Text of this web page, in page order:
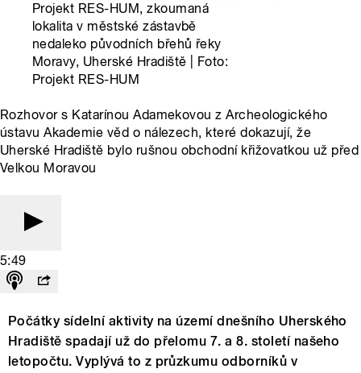
Projekt RES-HUM, zkoumaná
lokalita v městské zástavbě
nedaleko původních břehů řeky
Moravy, Uherské Hradiště | Foto:
Projekt RES-HUM
Rozhovor s Katarínou Adamekovou z Archeologického
ústavu Akademie věd o nálezech, které dokazují, že
Uherské Hradiště bylo rušnou obchodní křižovatkou už před
Velkou Moravou
5:49
Počátky sídelní aktivity na území dnešního Uherského
Hradiště spadají už do přelomu 7. a 8. století našeho
letopočtu. Vyplývá to z průzkumu odborníků v